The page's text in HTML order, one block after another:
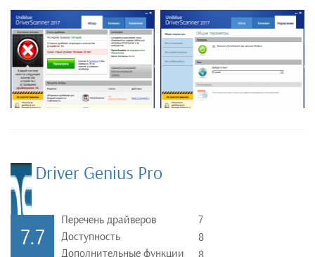
Driver Genius Pro
7.7
Перечень драйверов
Доступность
Дополнительные функции
7
8